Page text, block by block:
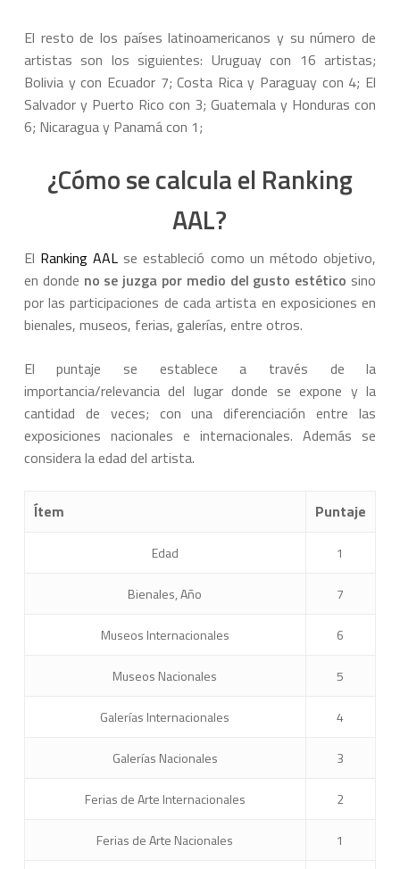
El resto de los países latinoamericanos y su número de
artistas son los siguientes: Uruguay con 16 artistas;
Bolivia y con Ecuador 7; Costa Rica y Paraguay con 4; El
Salvador y Puerto Rico con 3; Guatemala y Honduras con
6; Nicaragua y Panamá con 1;
¿Cómo se calcula el Ranking
AAL?
El Ranking AAL se estableció como un método objetivo,
en donde no se juzga por medio del gusto estético sino
por las participaciones de cada artista en exposiciones en
bienales, museos, ferias, galerías, entre otros.
El puntaje se establece a través de la
importancia/relevancia del lugar donde se expone y la
cantidad de veces; con una diferenciación entre las
exposiciones nacionales e internacionales. Además se
considera la edad del artista.
Ítem Puntaje
Edad 1
Bienales, Año 7
Museos Internacionales 6
Museos Nacionales 5
Galerías Internacionales 4
Galerías Nacionales 3
Ferias de Arte Internacionales 2
Ferias de Arte Nacionales 1